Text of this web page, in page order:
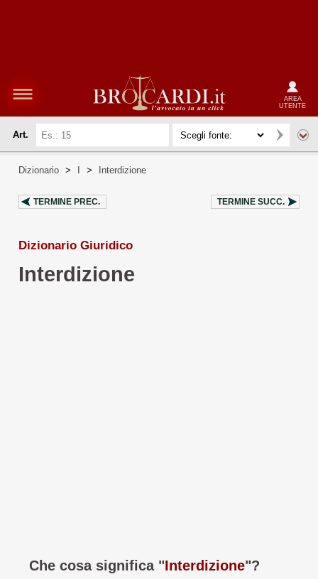
AREA
UTENTE
Art.
Dizionario > > Interdizione
TERMINE PREC. TERMINE SUCC.
Dizionario Giuridico
Interdizione
Che cosa significa "Interdizione"?